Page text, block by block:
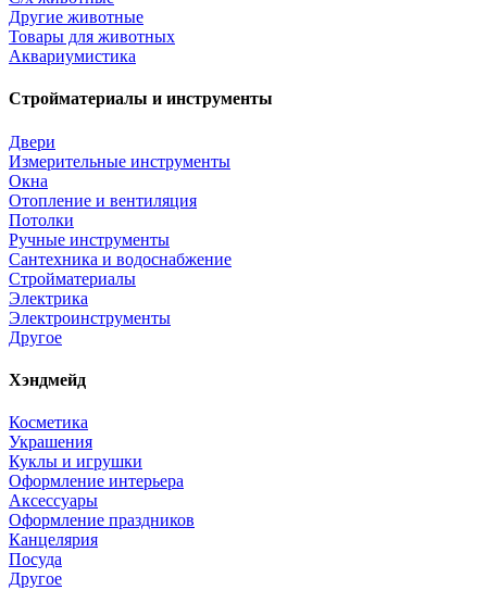
Другие животные
Товары для животных
Аквариумистика
Стройматериалы и инструменты
Двери
Измерительные инструменты
Окна
Отопление и вентиляция
Потолки
Ручные инструменты
Сантехника и водоснабжение
Стройматериалы
Электрика
Электроинструменты
Другое
Хэндмейд
Косметика
Украшения
Куклы и игрушки
Оформление интерьера
Аксессуары
Оформление праздников
Канцелярия
Посуда
Другое